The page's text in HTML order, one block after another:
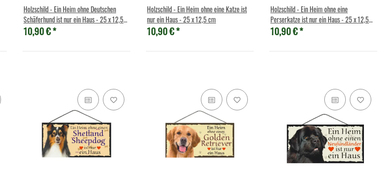
Holzschild - Ein Heim ohne Deutschen
Schäferhund ist nur ein Haus - 25 x 12,5
cm
10,90 €*
Holzschild - Ein Heim ohne eine Katze ist
nur ein Haus - 25 x 12,5 cm
10,90 €*
Holzschild - Ein Heim ohne eine
Perserkatze ist nur ein Haus - 25 x 12,5
cm
10,90 €*